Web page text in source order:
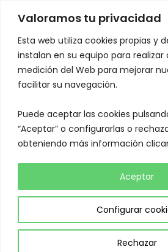
Valoramos tu privacidad
Esta web utiliza cookies propias y
instalan en su equipo para realizar
medición del Web para mejorar
facilitar su navegación.
Puede aceptar las cookies
“Aceptar” o configurarlas o
obteniendo más información
Configurar
Rechazar
Aceptar
content